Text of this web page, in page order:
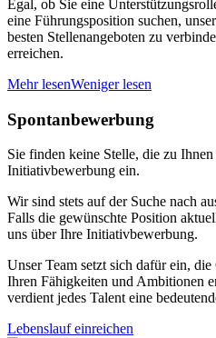
Egal, ob Sie eine
eine Führungsposition suchen,
besten Stellenangeboten zu
erreichen.
Mehr lesenWeniger lesen
Spontanbewerbung
Sie finden keine Stelle, die zu
Initiativbewerbung ein.
Wir sind stets auf der Suche nach
Falls die gewünschte Position
uns über Ihre Initiativbewerbung.
Unser Team setzt sich dafür ein,
Ihren Fähigkeiten und Ambitionen
verdient jedes Talent eine
Lebenslauf einreichen